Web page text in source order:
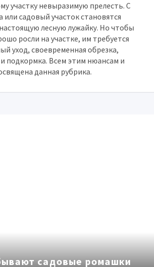
участку невыразимую прелесть. С
или садовый участок становятся
лесную лужайку. Но чтобы
росли на участке, им требуется
уход, своевременная обрезка,
подкормка. Всем этим нюансам и
данная рубрика.
садовые ромашки